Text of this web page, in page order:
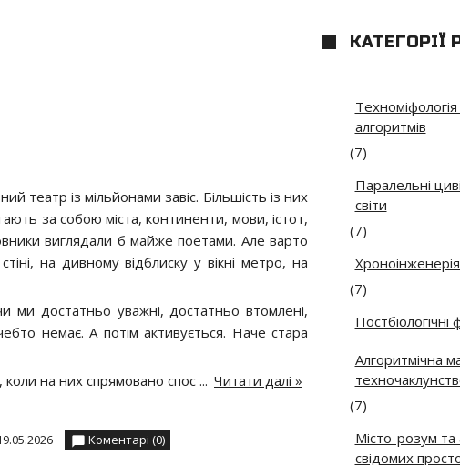
театр із мільйонами завіс. Більшість із них
за собою міста, континенти, мови, істот,
виглядали б майже поетами. Але варто
на дивному відблиску у вікні метро, на
ми достатньо уважні, достатньо втомлені,
немає. А потім активується. Наче стара
на них спрямовано спос ... Читати далі »
Коментарі (0)
КАТЕГОРІЇ
алгоритмів
(7)
Паралельні
світи
(7)
(7)
Алгоритмічна
(7)
Місто-розум та
свідомих